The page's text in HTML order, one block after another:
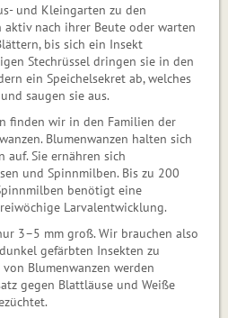
und Kleingarten zu den
aktiv nach ihrer Beute oder warten
bis sich ein Insekt
Stechrüssel dringen sie in den
ein Speichel­sekret ab, welches
saugen sie aus.
finden wir in den Familien der
Blumenwanzen halten sich
auf. Sie ernähren sich
und Spinnmilben. Bis zu 200
benötigt eine
Larvalent­wicklung.
3–5 mm groß. Wir brauchen also
gefärbten Insekten zu
Blumenwanzen werden
gegen Blattläuse und Weiße